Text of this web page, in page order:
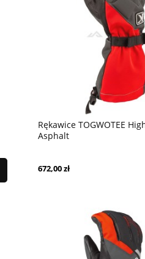
Rękawice TOGWOTEE
Asphalt
672,00 zł